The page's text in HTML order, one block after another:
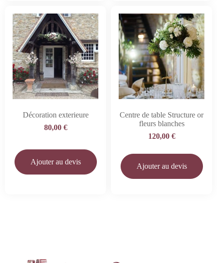
Décoration exterieure
80,00 €
Ajouter au devis
Centre de table Structure or
fleurs blanches
120,00 €
Ajouter au devis